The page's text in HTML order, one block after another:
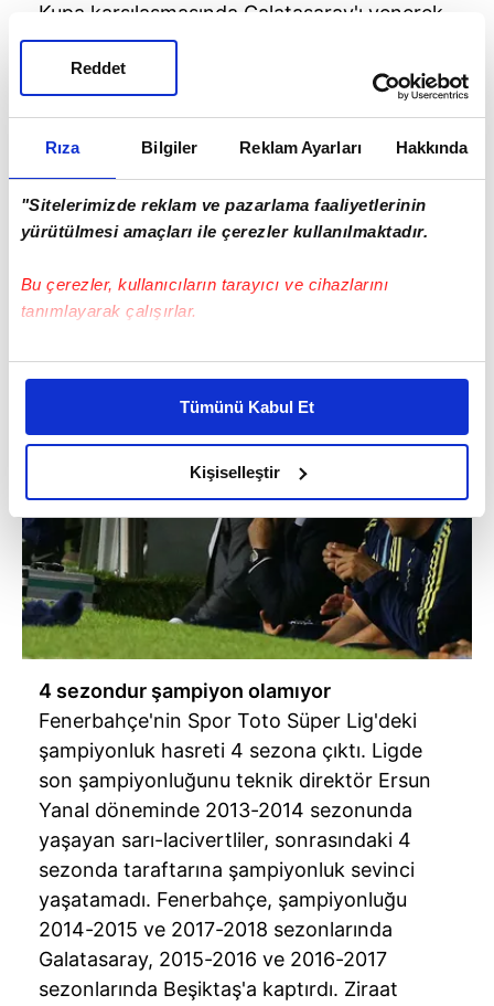
Rıza Bilgiler Reklam Ayarları Hakkında
"Sitelerimizde reklam ve pazarlama faaliyetlerinin
yürütülmesi amaçları ile çerezler kullanılmaktadır.
Bu çerezler, kullanıcıların tarayıcı ve cihazlarını
tanımlayarak çalışırlar.
Bu çerezlere izin vermeniz halinde sizlere özel
daha iyi reklam deneyimi yaşatabiliriz. Bunu yaparken
amacımızın size daha iyi bir reklam deneyimi sunmak
olduğunu ve sizlere en iyi içerikleri sunabilmek adına
elimizden gelen çabayı gösterdiğimizi ve bu noktada,
reklamların maliyetlerimizi karşılamak noktasında tek gelir
kalemimiz olduğunu sizlere hatırlatmak isteriz.
Her halükârda, kullanıcılar, bu çerezlere izin vermedikleri
takdirde, kullanıcılara hedefli reklamlar
gösterilmeyecektir."
Sizlere daha iyi bir hizmet sunabilmek için İnternet
Sitemizde kendimize ve üçüncü kişilere ait çerezler
kullanılmaktadır. Bu çerezler vasıtasıyla çeşitli kişisel
verileriniz işlenmekte olup gerekli olan çerezler bilgi
toplumu hizmetlerinin sunulması amacıyla
kullanılmaktadır. Diğer çerezler, sitemizin daha işlevsel
kılınması ve kişiselleştirilmesi ve sizlere yönelik
reklam/pazarlama faaliyetlerinin yapılması, amaçlarıyla
sınırlı olarak açık rızanız dahilinde kullanılacaktır.
Çerezlere ilişkin tercihlerinizi aşağıda yer alan panel
vasıtasıyla belirleyebilirsiniz. Çerezlere ilişkin detaylı bilgi
Tümünü Kabul Et
Kişiselleştir
Reddet
Kupa karşılaşmasında Galatasaray'ı yenerek
alan sarı-lacivertli ekip, o tarihten sonra
aradan geçen yaklaşık 4 yılda kupa
kaldıramadı
4 sezondur şampiyon olamıyor
Fenerbahçe'nin Spor Toto Süper Lig'deki
şampiyonluk hasreti 4 sezona çıktı. Ligde
son şampiyonluğunu teknik direktör Ersun
Yanal döneminde 2013-2014 sezonunda
yaşayan sarı-lacivertliler, sonrasındaki 4
sezonda taraftarına şampiyonluk sevinci
yaşatamadı. Fenerbahçe, şampiyonluğu
2014-2015 ve 2017-2018 sezonlarında
Galatasaray, 2015-2016 ve 2016-2017
sezonlarında Beşiktaş'a kaptırdı. Ziraat